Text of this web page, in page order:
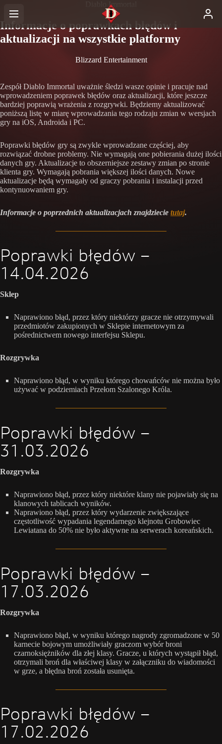
Diablo Immortal
Informacje o poprawkach błędów i
aktualizacji na wszystkie platformy
Blizzard Entertainment
Zespół Diablo Immortal uważnie śledzi wasze opinie i pracuje nad
wprowadzeniem poprawek błędów oraz aktualizacji, które jeszcze
bardziej poprawią wrażenia z rozgrywki. Będziemy aktualizować
poniższą listę w miarę wprowadzania tego rodzaju zmian w wersjach
gry na iOS, Androida i PC.
Poprawki błędów gry są zwykle wprowadzane częściej, aby
rozwiązać drobne problemy. Nie wymagają one pobierania dużej ilości
danych gry. Aktualizacje to obszerniejsze zestawy zmian po stronie
klienta gry. Wymagają pobrania większej ilości danych. Nowe
aktualizacje będą wymagały od graczy pobrania i instalacji przed
kontynuowaniem gry.
Informacje o poprzednich aktualizacjach znajdziecie tutaj.
Poprawki błędów –
14.04.2026
Sklep
Naprawiono błąd, przez który niektórzy gracze nie otrzymywali
przedmiotów zakupionych w Sklepie internetowym za
pośrednictwem nowego interfejsu Sklepu.
Rozgrywka
Naprawiono błąd, w wyniku którego chowańców nie można było
używać w podziemiach Przełom Szalonego Króla.
Poprawki błędów –
31.03.2026
Rozgrywka
Naprawiono błąd, przez który niektóre klany nie pojawiały się na
klanowych tablicach wyników.
Naprawiono błąd, przez który wydarzenie zwiększające
częstotliwość wypadania legendarnego klejnotu Grobowiec
Lewiatana do 50% nie było aktywne na serwerach koreańskich.
Poprawki błędów –
17.03.2026
Rozgrywka
Naprawiono błąd, w wyniku którego nagrody zgromadzone w 50
karnecie bojowym umożliwiały graczom wybór broni
czarnoksiężników dla złej klasy. Gracze, u których wystąpił błąd,
otrzymali broń dla właściwej klasy w załączniku do wiadomości
w grze, a błędna broń została usunięta.
Poprawki błędów –
17.02.2026